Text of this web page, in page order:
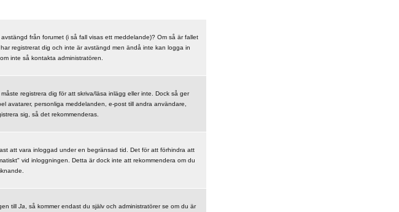
från forumet (i så fall visas ett meddelande)? Om så är fallet
registrerat dig och inte är avstängd men ändå inte kan logga in
inte så kontakta administratören.
registrera dig för att skriva/läsa inlägg eller inte. Dock så ger
avatarer, personliga meddelanden, e-post till andra användare,
sig, så det rekommenderas.
att vara inloggad under en begränsad tid. Det för att förhindra att
vid inloggningen. Detta är dock inte att rekommendera om du
till Ja , så kommer endast du själv och administratörer se om du är